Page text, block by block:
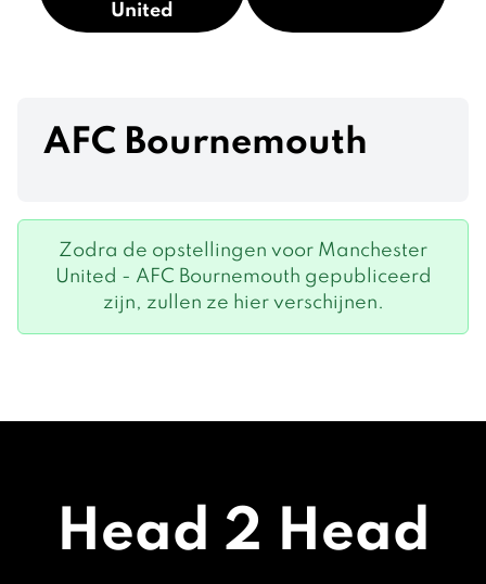
United
AFC Bournemouth
Zodra de opstellingen voor Manchester
United - AFC Bournemouth gepubliceerd
zijn, zullen ze hier verschijnen.
Head 2 Head